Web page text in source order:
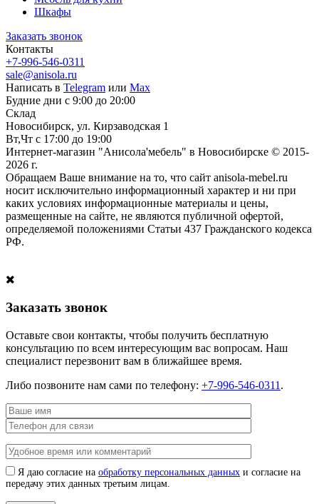
Шкафы
Заказать звонок
Контакты
+7-996-546-0311
sale@anisola.ru
Написать в Telegram или Max
Будние дни с 9:00 до 20:00
Склад
Новосибирск, ул. Кирзаводская 1
Вт,Чт с 17:00 до 19:00
Интернет-магазин "Анисола'мебель" в Новосибирске © 2015-
2026 г.
Обращаем Ваше внимание на то, что сайт anisola-mebel.ru
носит исключительно информационный характер и ни при
каких условиях информационные материалы и цены,
размещенные на сайте, не являются публичной офертой,
определяемой положениями Статьи 437 Гражданского кодекса
РФ.
Заказать звонок
Оставьте свои контакты, чтобы получить бесплатную
консультацию по всем интересующим вас вопросам. Наш
специалист перезвонит вам в ближайшее время.
Либо позвоните нам сами по телефону: +7-996-546-0311 .
Я даю согласие на обработку персональных данных и согласие на
передачу этих данных третьим лицам.